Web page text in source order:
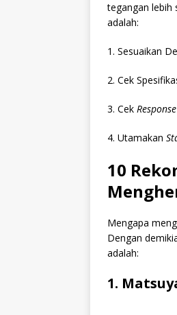
tegangan lebih
adalah:
1. Sesuaikan
2. Cek
3. Cek
4. Utamakan
10
Mengapa
Dengan
adalah:
1.